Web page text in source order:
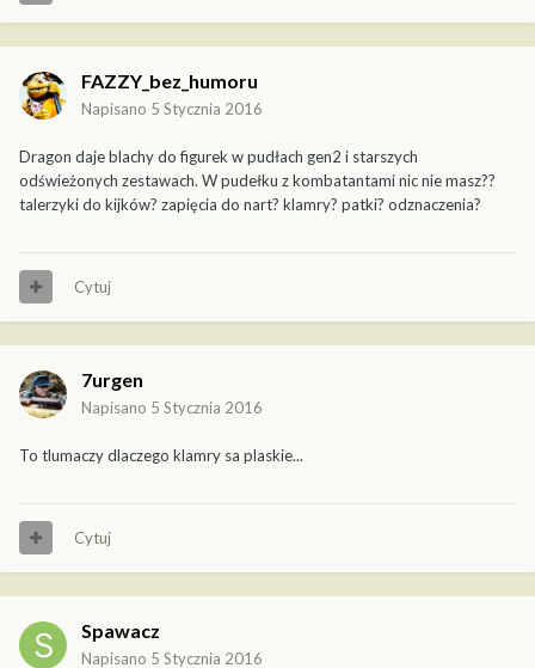
FAZZY_bez_humoru
Napisano 5 Stycznia 2016
Dragon daje blachy do figurek w pudłach gen2 i starszych
odświeżonych zestawach. W pudełku z kombatantami nic nie masz??
talerzyki do kijków? zapięcia do nart? klamry? patki? odznaczenia?
Cytuj
7urgen
Napisano 5 Stycznia 2016
To tlumaczy dlaczego klamry sa plaskie...
Cytuj
Spawacz
Napisano 5 Stycznia 2016